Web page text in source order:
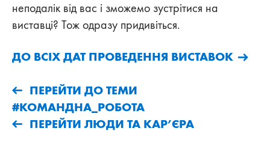
неподалік від вас і зможемо зустрітися на
виставці? Тож одразу придивіться.
ДО ВСІХ ДАТ ПРОВЕДЕННЯ ВИСТАВОК
ПЕРЕЙТИ ДО ТЕМИ
#КОМАНДНА_РОБОТА
ПЕРЕЙТИ ЛЮДИ ТА КАР’ЄРА